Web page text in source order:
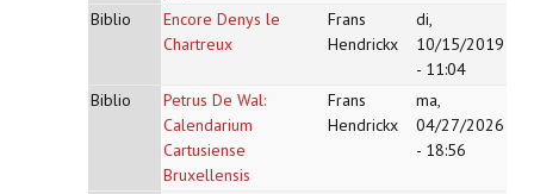
Biblio
Encore Denys le
Chartreux
Frans
Hendrickx
di,
10/15/2019
- 11:04
Biblio
Petrus De Wal:
Calendarium
Cartusiense
Bruxellensis
Frans
Hendrickx
ma,
04/27/2026
- 18:56